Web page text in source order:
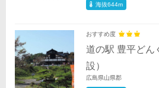
海抜644m
おすすめ度
道の駅 豊平どん
設）
広島県山県郡